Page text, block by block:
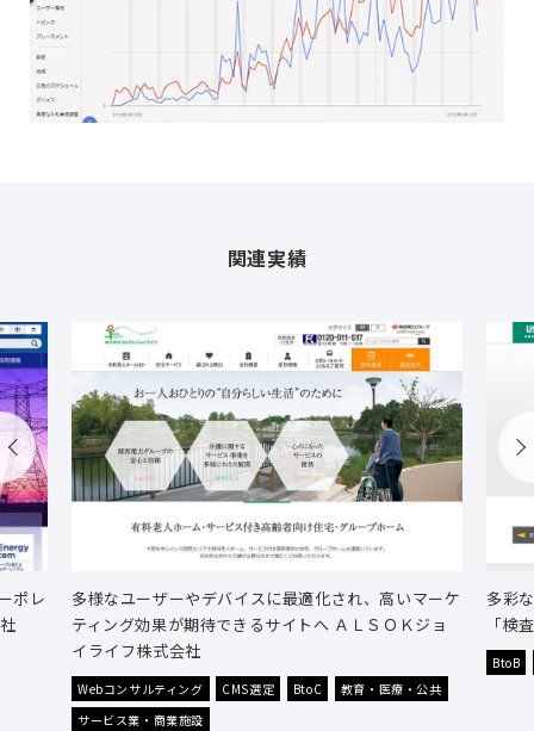
関連実績
ポレ
多様なユーザーやデバイスに最適化され、高いマーケ
ティング効果が期待できるサイトへ ＡＬＳＯＫジョ
イライフ株式会社
Webコンサルティング CMS選定 BtoC
教育・医療・公共
サービス業・商業施設
多彩
「検
BtoB